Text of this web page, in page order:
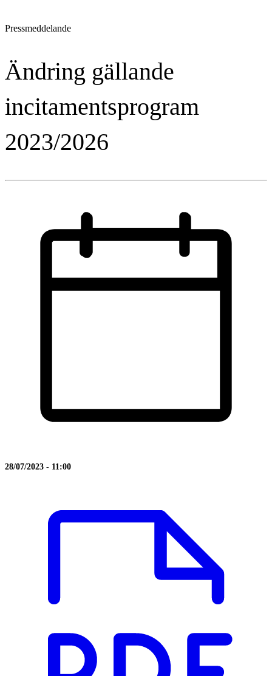
Pressmeddelande
Ändring gällande
incitamentsprogram
2023/2026
28/07/2023 - 11:00